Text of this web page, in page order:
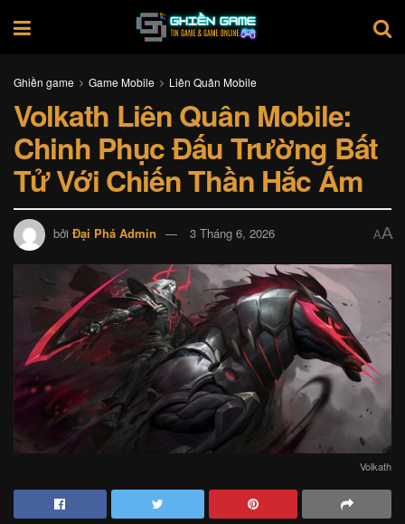
Ghiền game Game Mobile Liên Quân Mobile
Volkath Liên Quân Mobile:
Chinh Phục Đấu Trường Bất
Tử Với Chiến Thần Hắc Ám
bởi Đại Phá Admin 3 Tháng 6, 2026 AA
Volkath